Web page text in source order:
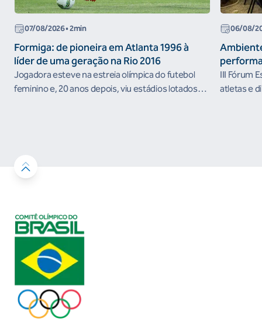
07/08/2026• 2min
Formiga: de pioneira em Atlanta 1996 à
líder de uma geração na Rio 2016
Jogadora esteve na estreia olímpica do futebol
feminino e, 20 anos depois, viu estádios lotados
06/08/
III Fórum
atletas e